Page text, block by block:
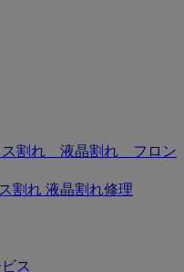
ス割れ 液晶割れ フロン
割れ 液晶割れ修理
ス